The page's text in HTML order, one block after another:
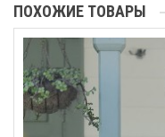
ПОХОЖИЕ ТОВАРЫ